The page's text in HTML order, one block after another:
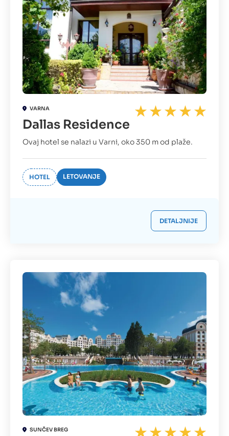
VARNA
Dallas Residence
Ovaj hotel se nalazi u Varni, oko 350 m od plaže.
HOTEL LETOVANJE
DETALJNIJE
SUNČEV BREG